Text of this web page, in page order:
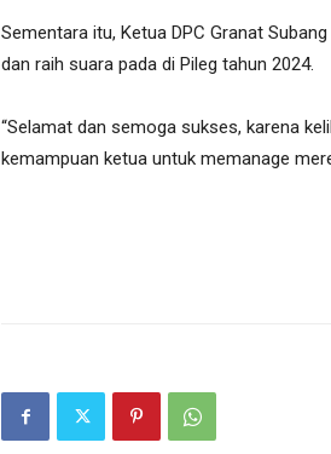
Sementara itu, Ketua DPC Granat
dan raih suara pada di Pileg tahun 2024.
“Selamat dan semoga sukses, karena
kemampuan ketua untuk memanage